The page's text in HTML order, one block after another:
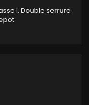
I. Double serrure